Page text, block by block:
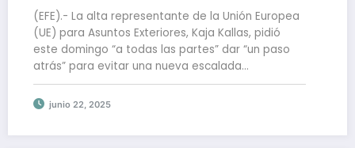
(EFE).- La alta representante de la Unión Europea
(UE) para Asuntos Exteriores, Kaja Kallas, pidió
este domingo “a todas las partes” dar “un paso
atrás” para evitar una nueva escalada…
junio 22, 2025